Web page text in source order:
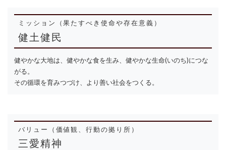
ミッション（果たすべき使命や存在意義）
健土健民
健やかな大地は、健やかな食を生み、健やかな生命(いのち)につな
がる。
その循環を育みつづけ、より善い社会をつくる。
バリュー（価値観、行動の拠り所）
三愛精神